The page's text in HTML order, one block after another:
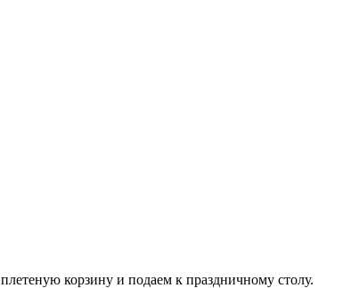
корзину и подаем к праздничному столу.